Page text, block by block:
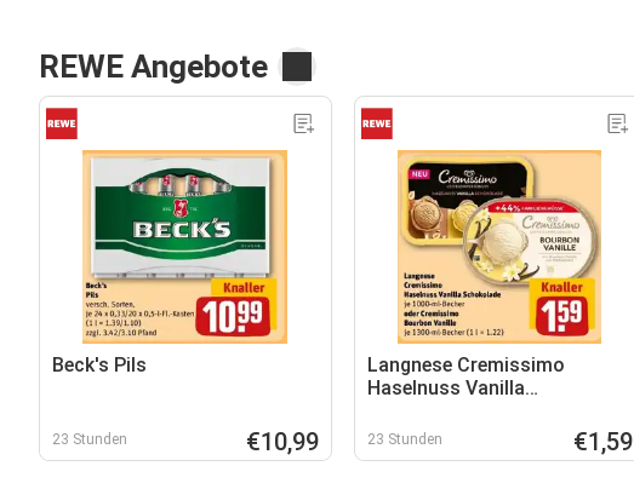
REWE Angebote
Beck's Pils
23 Stunden €10,99
Langnese Cremissimo
Haselnuss Vanilla
Bourbon Vanille
23 Stunden €1,59